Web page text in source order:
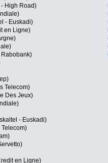
- High Road)
- Euskadi)
en Ligne)
Rabobank)
Telecom)
Des Jeux)
- Euskadi)
en Ligne)